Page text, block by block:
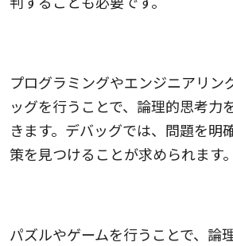
プログラミングやエンジニアリン
ッグを行うことで、論理的思考力
きます。デバッグでは、問題を明
策を見つけることが求められます。
パズルやゲームを行うことで、論